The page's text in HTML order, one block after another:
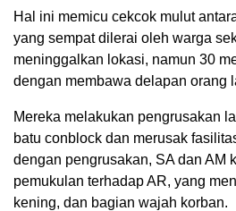
Hal ini memicu cekcok mulut
yang sempat dilerai oleh warga
meninggalkan lokasi, namun 30
dengan membawa delapan orang
Mereka melakukan pengrusakan
batu conblock dan merusak
dengan pengrusakan, SA dan AM
pemukulan terhadap AR, yang
kening, dan bagian wajah korban.